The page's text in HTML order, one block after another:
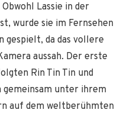
Lassie in der
wurde sie im Fernsehen
gespielt, da das vollere
aussah. Der erste
Rin Tin Tin und
unter ihrem
auf dem weltberühmten